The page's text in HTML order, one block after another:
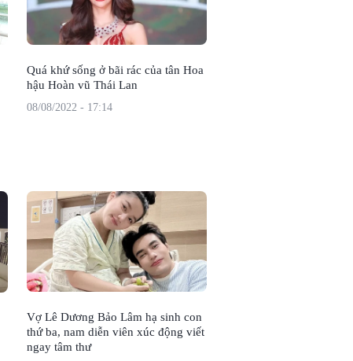
Quá khứ sống ở bãi rác của tân Hoa
hậu Hoàn vũ Thái Lan
08/08/2022 - 17:14
Vợ Lê Dương Bảo Lâm hạ sinh con
thứ ba, nam diễn viên xúc động viết
ngay tâm thư